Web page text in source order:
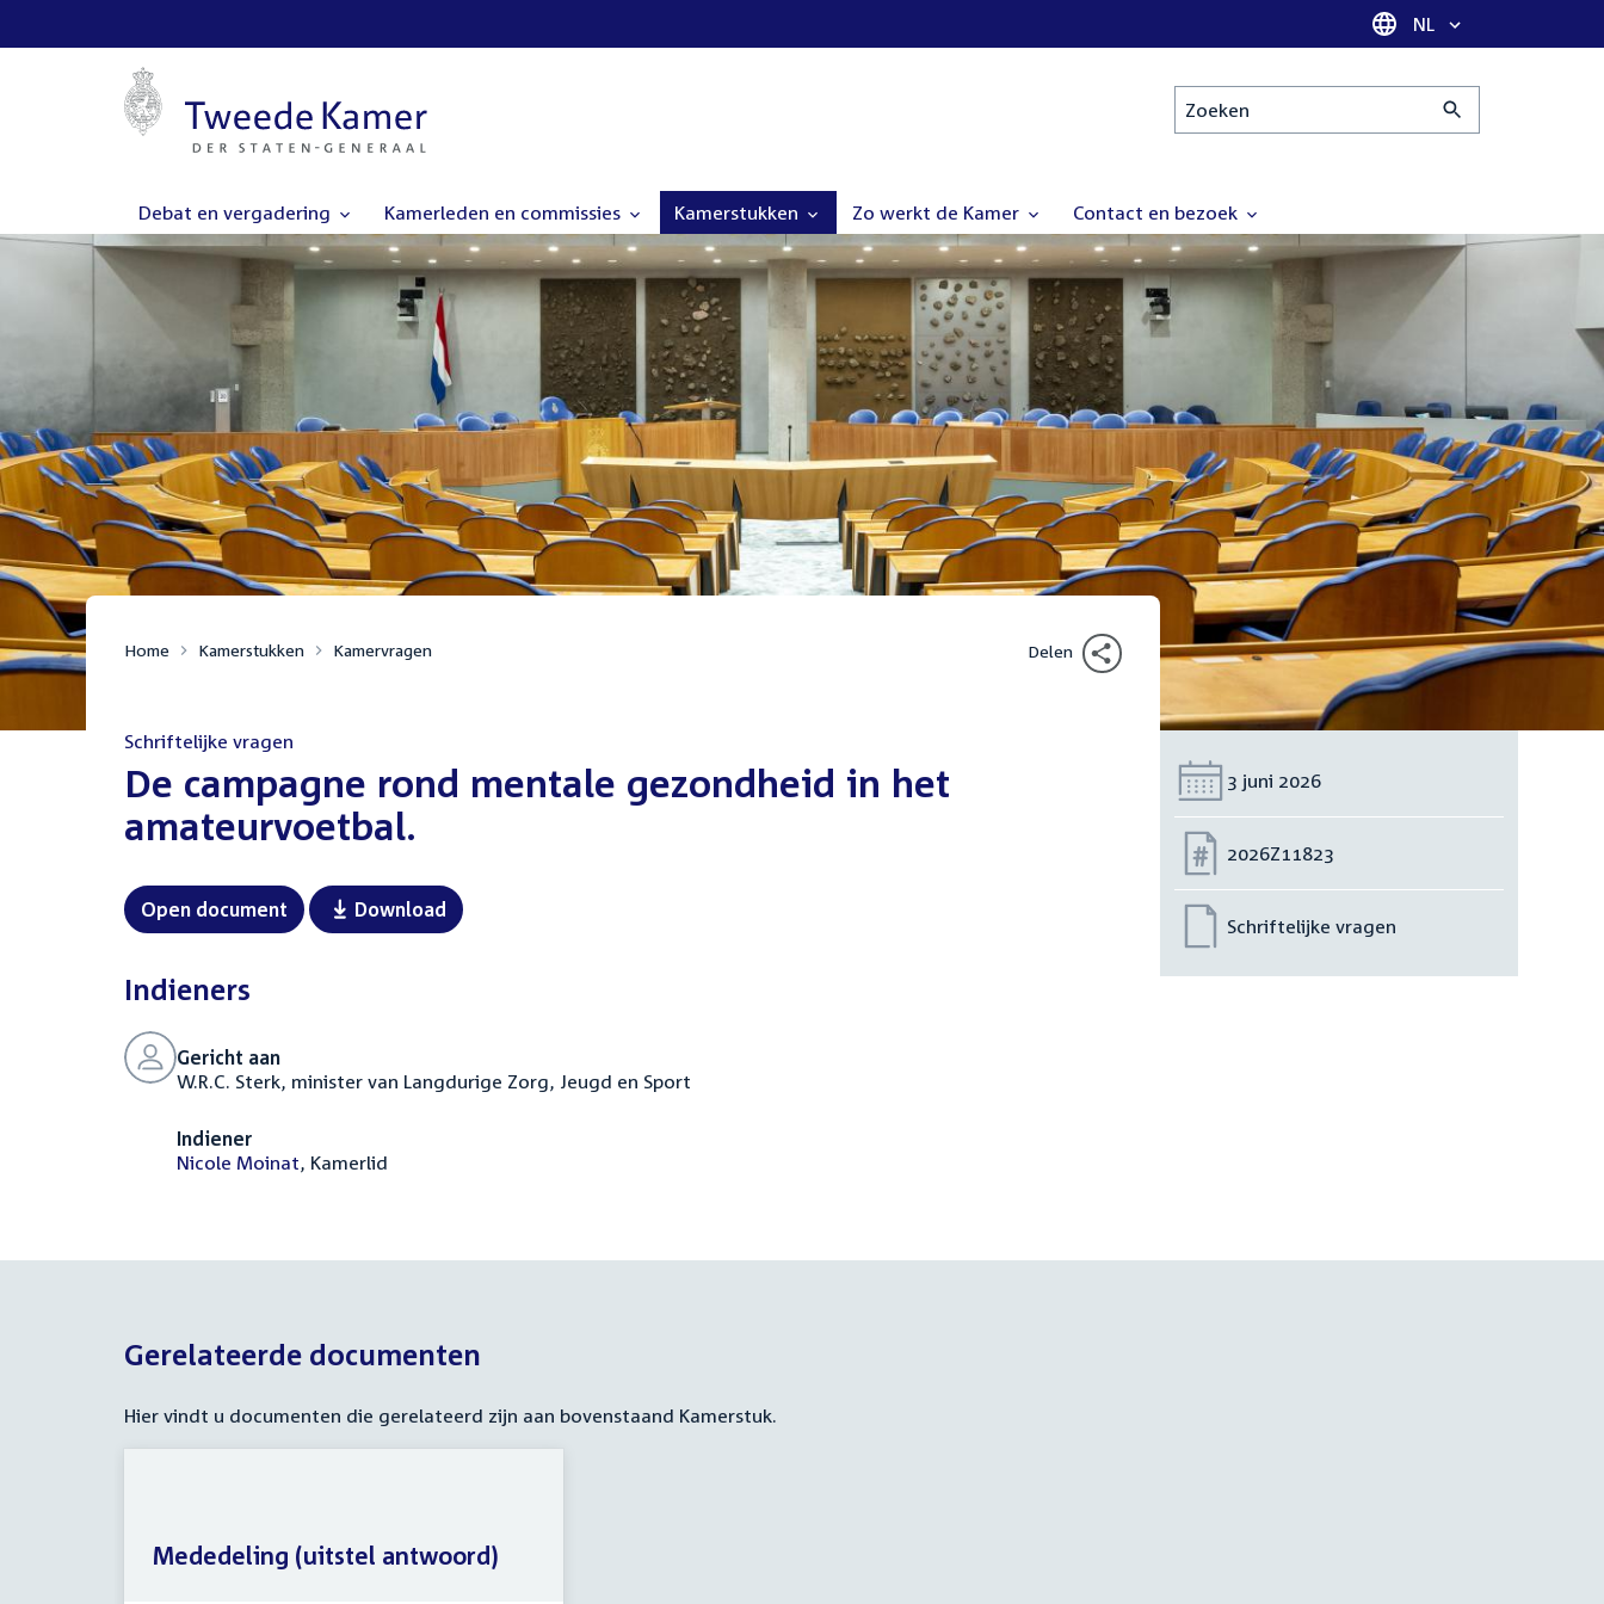
Taal selectie
NL
Zoeken
Debat en vergadering Kamerleden en commissies Kamerstukken Zo werkt de Kamer Contact en bezoek
Home Kamerstukken Kamervragen Delen
Schriftelijke vragen
:De campagne rond mentale gezondheid in het
amateurvoetbal.
Open document Download
Indieners
Gericht aan
W.R.C. Sterk, minister van Langdurige Zorg, Jeugd en Sport
Indiener
Nicole Moinat, Kamerlid
Datum:
3 juni 2026
Nummer:
2026Z11823
Schriftelijke vragen
Gerelateerde documenten
Hier vindt u documenten die gerelateerd zijn aan bovenstaand Kamerstuk.
Mededeling (uitstel antwoord)